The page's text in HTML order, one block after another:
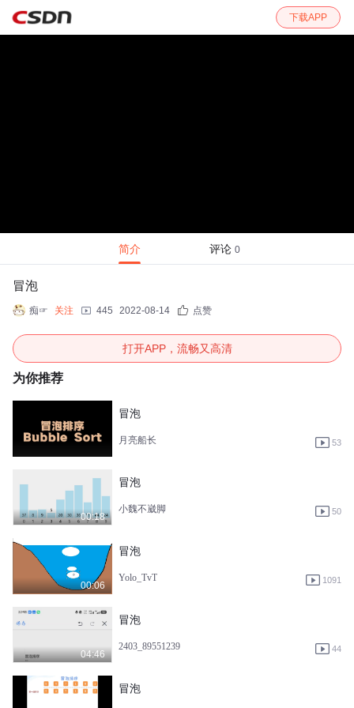
下载APP
简介 评论 0
冒泡
痴☞ 关注 445 2022-08-14 点赞
打开APP，流畅又高清
为你推荐
冒泡
月亮船长 53
00:18
冒泡
小魏不崴脚 50
00:06
冒泡
Yolo_TvT 1091
04:46
冒泡
2403_89551239 44
冒泡